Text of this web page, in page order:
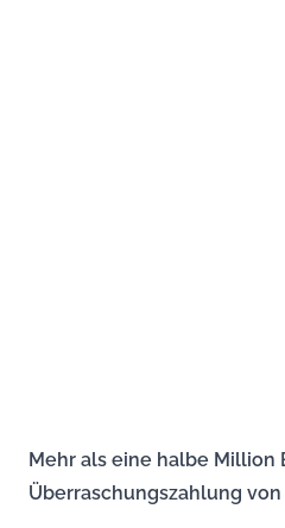
Mehr als eine halbe Million
Überraschungszahlung